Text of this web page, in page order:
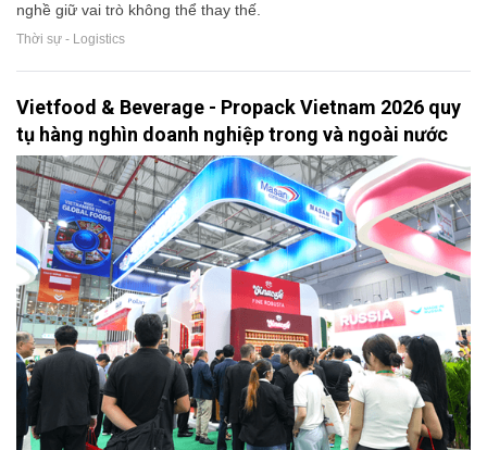
nghề giữ vai trò không thể thay thế.
Thời sự - Logistics
Vietfood & Beverage - Propack Vietnam 2026 quy
tụ hàng nghìn doanh nghiệp trong và ngoài nước